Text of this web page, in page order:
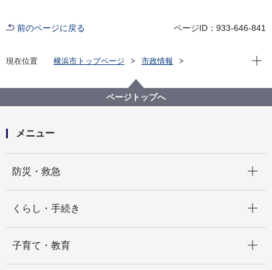
前のページに戻る ページID：933-646-841
現在位置 横浜市トップページ
市政情報
現在
ページトップへ
メニュー
防災・救急
くらし・手続き
子育て・教育